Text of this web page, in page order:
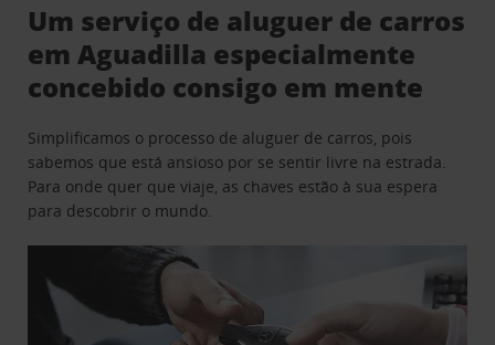
Um serviço de aluguer de carros
em Aguadilla especialmente
concebido consigo em mente
Simplificamos o processo de aluguer de carros, pois
sabemos que está ansioso por se sentir livre na estrada.
Para onde quer que viaje, as chaves estão à sua espera
para descobrir o mundo.